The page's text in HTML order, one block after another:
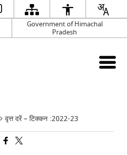
Government of Himachal
Pradesh
वृत्त दरें – टिक्कन :2022-23